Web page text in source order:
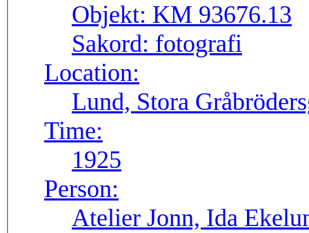
Objekt: KM 93676.13
Sakord: fotografi
Location:
Lund, Stora
Time:
1925
Person:
Atelier Jonn, Ida